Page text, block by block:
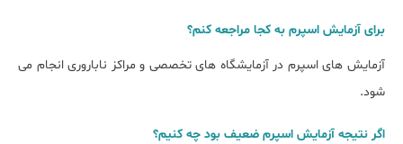
برای آزمایش اسپرم به کجا مراجعه کنم؟
آزمایش های اسپرم در آزمایشگاه های تخصصی و مراکز ناباروری انجام می
شود.
اگر نتیجه آزمایش اسپرم ضعیف بود چه کنیم؟